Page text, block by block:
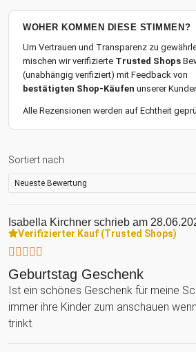
WOHER KOMMEN DIESE STIMMEN?
Um Vertrauen und Transparenz zu
mischen wir verifizierte Trusted Shops
(unabhängig verifiziert) mit Feedback von
bestätigten Shop-Käufen unserer
Alle Rezensionen werden auf Echtheit
Sortiert nach
Isabella Kirchner schrieb am
Verifizierter Kauf (Trusted Shops)
Geburtstag Geschenk
Ist ein schönes Geschenk für meine
immer ihre Kinder zum anschauen
trinkt.